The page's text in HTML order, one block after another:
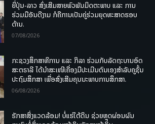
ຍີ່ປຸ່ນ-ລາວ ສົ່ງເສີມສາຍພົວພັນມິດຕະພາບ ແລະ ການ
ຮ່ວມມືອັນດີງາມ ກໍຄືການເປັນຄູ່ຮ່ວມຍຸດທະສາດຮອບ
ດ້ານ.
07/08/2026
ກະຊວງສຶກສາທິການ ແລະ ກິລາ ຮ່ວມກັບລັດຖະບານອົດ
ສະຕຣາລີ ໄດ້ນຳສະເໜີເຄື່ອງມືປະເມີນຕົນເອງສຳລັບຄູຊັ້ນ
ປະຖົມສຶກສາ ເພື່ອສົ່ງເສີມຄຸນນະພາບການສຶກສາ.
06/08/2026
ຮັກສາສິ່ງແວດລ້ອມ! ບໍ່ແຮ່ໃຕ້ດິນ ຊ່ວຍຫຼຸດຜ່ອນຜົນ